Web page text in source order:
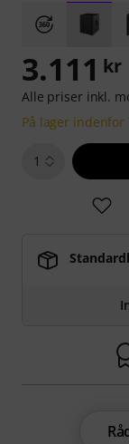
3.111 kr
Alle priser inkl.
På lager indenfor
1